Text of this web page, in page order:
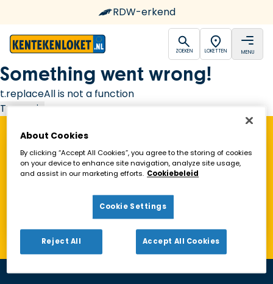
RDW-erkend
open
ZOEKEN LOKETTEN MENU
Something went wrong!
t.replaceAll is not a function
Try again
Vind een Kentekenloket in de buurt!
Toon alleen geopende loketten
About Cookies
By clicking “Accept All Cookies”, you agree to the storing of cookies
on your device to enhance site navigation, analyze site usage,
and assist in our marketing efforts. Cookiebeleid
Cookie Settings
Reject All Accept All Cookies